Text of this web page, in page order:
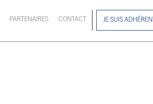
PARTENAIRES CONTACT JE SUIS ADHÉRENT